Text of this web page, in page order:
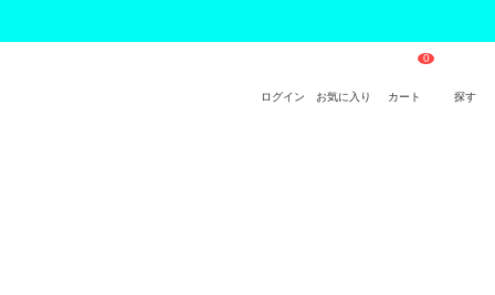
ログイン お気に入り カート 探す